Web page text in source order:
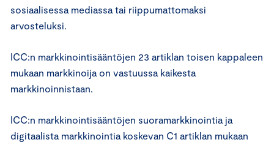
sosiaalisessa mediassa tai riippumattomaksi
arvosteluksi.
ICC:n markkinointisääntöjen 23 artiklan toisen kappaleen
mukaan markkinoija on vastuussa kaikesta
markkinoinnistaan.
ICC:n markkinointisääntöjen suoramarkkinointia ja
digitaalista markkinointia koskevan C1 artiklan mukaan